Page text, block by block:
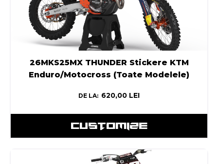
26MKS25MX THUNDER Stickere KTM
Enduro/Motocross (Toate Modelele)
DE LA: 620,00 LEI
CUSTOMIZE